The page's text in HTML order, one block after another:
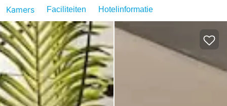
Kamers Faciliteiten Hotelinformatie